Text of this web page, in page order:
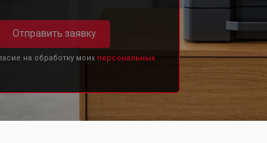
Отправить заявку
на обработку моих персональных